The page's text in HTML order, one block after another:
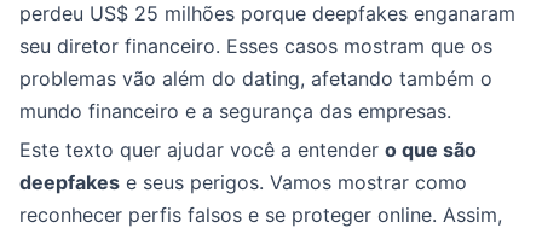
perdeu US$ 25 milhões porque deepfakes enganaram
seu diretor financeiro. Esses casos mostram que os
problemas vão além do dating, afetando também o
mundo financeiro e a segurança das empresas.
Este texto quer ajudar você a entender o que são
deepfakes e seus perigos. Vamos mostrar como
reconhecer perfis falsos e se proteger online. Assim,